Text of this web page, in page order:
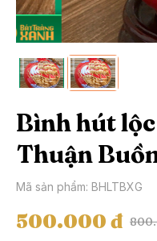
Bình hút
Thuận
Mã sản phẩm: BHLTBXG
500.000 đ